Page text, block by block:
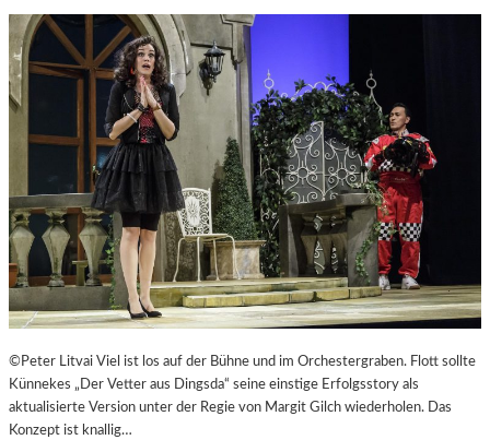
©Peter Litvai Viel ist los auf der Bühne und im Orchestergraben. Flott sollte
Künnekes „Der Vetter aus Dingsda“ seine einstige Erfolgsstory als
aktualisierte Version unter der Regie von Margit Gilch wiederholen. Das
Konzept ist knallig…